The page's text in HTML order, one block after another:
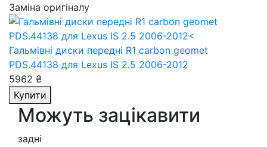
Заміна оригіналу
Гальмівні диски передні R1 carbon geomet
PDS.44138 для Lexus IS 2.5 2006-2012
5962 ₴
Купити
Можуть зацікавити
задні